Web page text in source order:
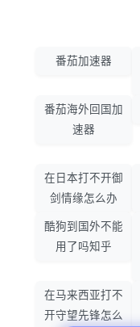
番茄加速器
番茄海外回国加
速器
在日本打不开御
剑情缘怎么办
酷狗到国外不能
用了吗知乎
在马来西亚打不
开守望先锋怎么